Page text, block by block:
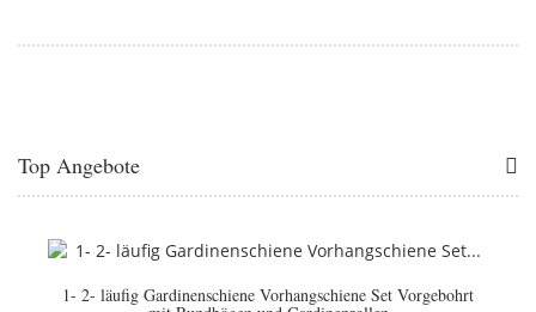
Top Angebote
1- 2- läufig Gardinenschiene Vorhangschiene Set Vorgebohrt